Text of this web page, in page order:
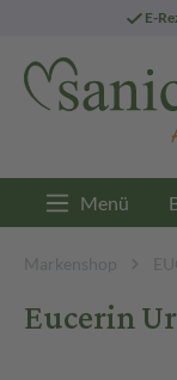
E-
Menü
Markenshop
Eucerin